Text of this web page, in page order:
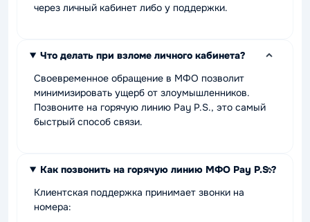
через личный кабинет либо у поддержки.
Что делать при взломе личного кабинета?
Своевременное обращение в МФО позволит
минимизировать ущерб от злоумышленников.
Позвоните на горячую линию Pay P.S., это самый
быстрый способ связи.
Как позвонить на горячую линию МФО Pay P.S.?
Клиентская поддержка принимает звонки на
номера: